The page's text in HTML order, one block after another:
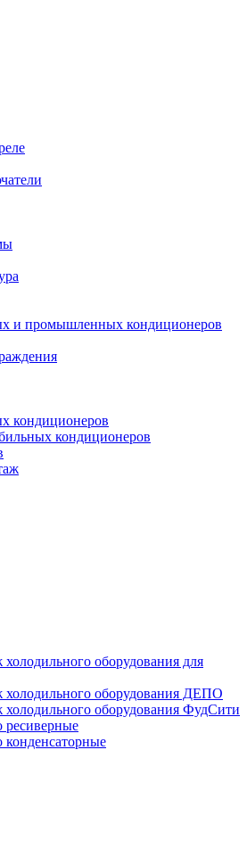
и промышленных кондиционеров
кондиционеров
кондиционеров
оборудования для
холодильного оборудования ДЕПО
оборудования ФудСити
ресиверные
конденсаторные